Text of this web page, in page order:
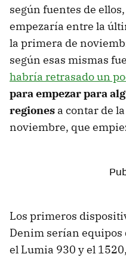
según fuentes de
empezaría entre la
la primera de
según esas mismas
habría retrasado un
para empezar para
regiones a contar de
noviembre, que
Los primeros
Denim serían equipos
el Lumia 930 y el